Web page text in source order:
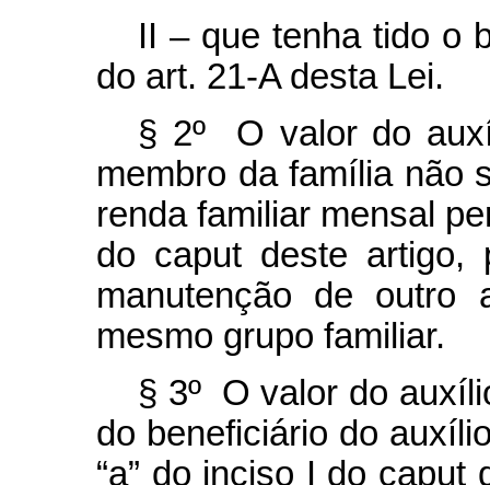
II – que tenha tido o
do art. 21-A desta Lei.
§ 2º O valor do
membro da família não
renda familiar mensal
do caput deste artigo,
manutenção de outro
mesmo grupo familiar.
§ 3º O valor do
do beneficiário do
“a” do inciso I do caput